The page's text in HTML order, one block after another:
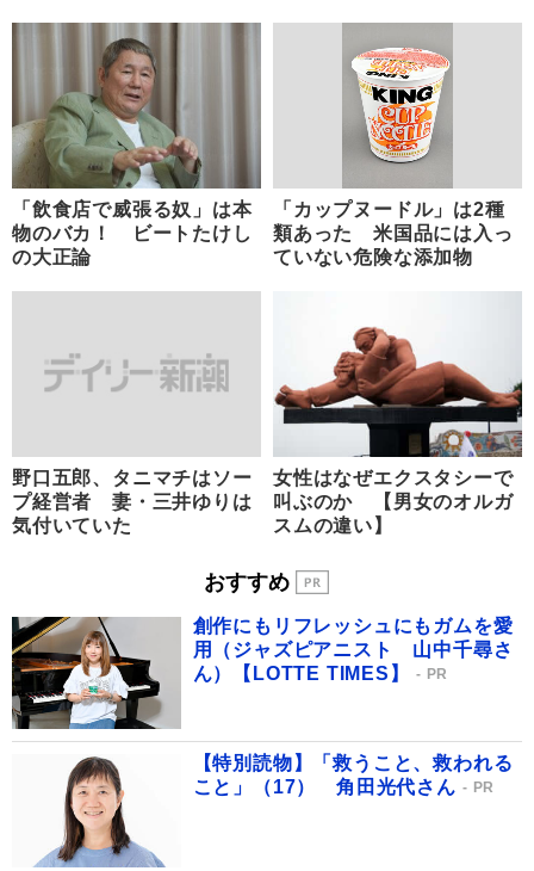
「飲食店で威張る奴」は本
物のバカ！ ビートたけし
の大正論
「カップヌードル」は2種
類あった 米国品には入っ
ていない危険な添加物
野口五郎、タニマチはソー
プ経営者 妻・三井ゆりは
気付いていた
女性はなぜエクスタシーで
叫ぶのか 【男女のオルガ
スムの違い】
おすすめ
創作にもリフレッシュにもガムを愛
用（ジャズピアニスト 山中千尋さ
ん）【LOTTE TIMES】
PR
【特別読物】「救うこと、救われる
こと」（17） 角田光代さん
PR